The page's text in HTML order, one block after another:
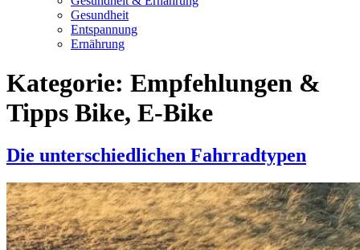
Gesundheit
Entspannung
Ernährung
Kategorie: Empfehlungen &
Tipps Bike, E-Bike
Die unterschiedlichen Fahrradtypen